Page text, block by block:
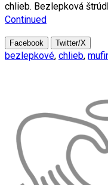
chlieb. Bezlepková
Continued
Facebook Twitter/X
bezlepkové, chlieb,